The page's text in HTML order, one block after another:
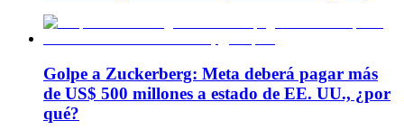
Golpe a Zuckerberg: Meta deberá pagar más
de US$ 500 millones a estado de EE. UU., ¿por
qué?